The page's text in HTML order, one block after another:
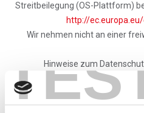
Streitbeilegung (OS-Plattform)
http://
Wir nehmen nicht an einer
Hinweise zum